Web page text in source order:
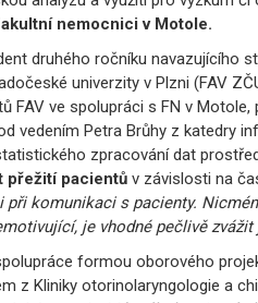
nemocnici v Motole.
druhého ročníku navazujícího
univerzity v Plzni (FAV
FAV ve spolupráci s FN v
vedením Petra Brůhy z katedry
zpracování dat
přežití pacientů v závislosti na
komunikaci s pacienty.
je vhodné pečlivě zvážit
formou oborového
z Kliniky otorinolaryngologie a